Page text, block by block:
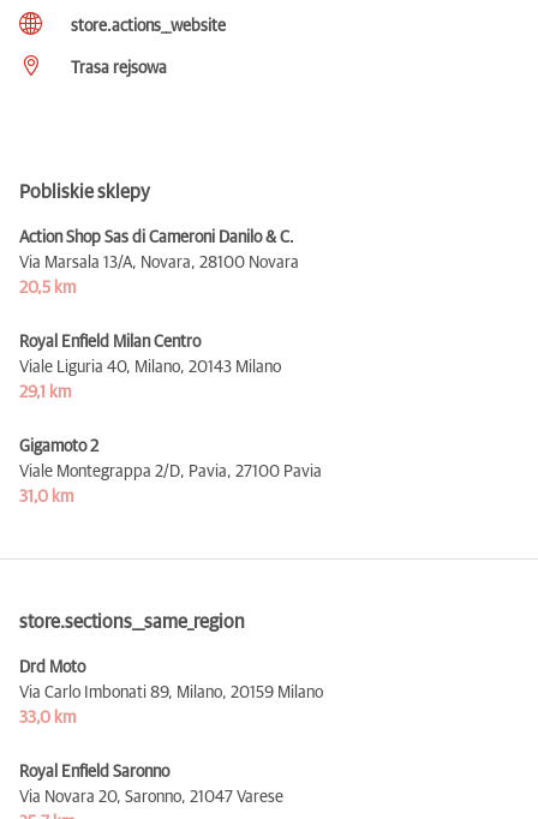
store.actions__website
Trasa rejsowa
Pobliskie sklepy
Action Shop Sas di Cameroni Danilo & C.
Via Marsala 13/A, Novara, 28100 Novara
20,5 km
Royal Enfield Milan Centro
Viale Liguria 40, Milano, 20143 Milano
29,1 km
Gigamoto 2
Viale Montegrappa 2/D, Pavia, 27100 Pavia
31,0 km
store.sections__same_region
Drd Moto
Via Carlo Imbonati 89, Milano, 20159 Milano
33,0 km
Royal Enfield Saronno
Via Novara 20, Saronno, 21047 Varese